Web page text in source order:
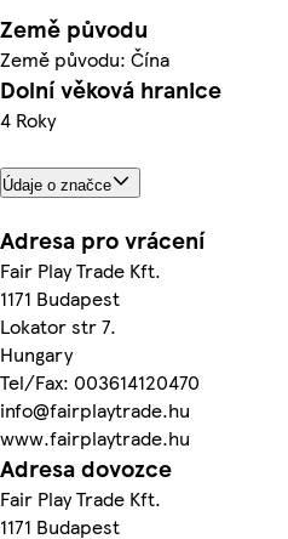
Země původu
Země původu: Čína
Dolní věková hranice
4 Roky
Údaje o značce
Adresa pro vrácení
Fair Play Trade Kft.
1171 Budapest
Lokator str 7.
Hungary
Tel/Fax: 003614120470
info@fairplaytrade.hu
www.fairplaytrade.hu
Adresa dovozce
Fair Play Trade Kft.
1171 Budapest